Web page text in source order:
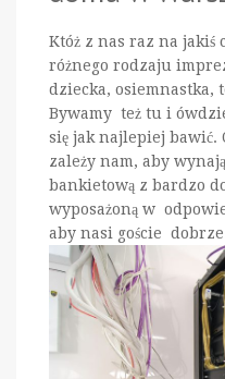
Któż z nas raz na
różnego rodzaju
dziecka, osiemnastka,
Bywamy też tu i
się jak najlepiej bawić.
zależy nam, aby
bankietową z bardzo
wyposażoną w
aby nasi goście